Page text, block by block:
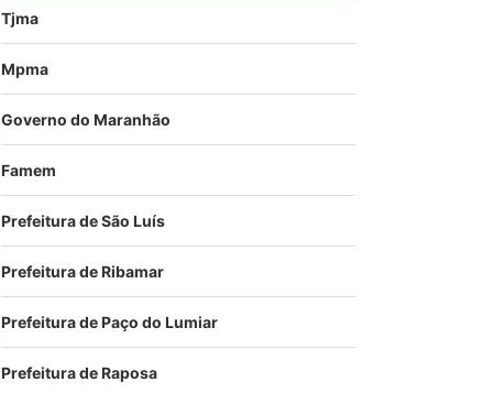
Tjma
Mpma
Governo do Maranhão
Famem
Prefeitura de São Luís
Prefeitura de Ribamar
Prefeitura de Paço do Lumiar
Prefeitura de Raposa